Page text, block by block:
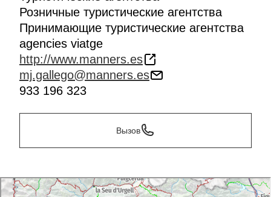
Розничные туристические агентства
Принимающие туристические агентства
agencies viatge
http://www.manners.es
mj.gallego@manners.es
933 196 323
Вызов